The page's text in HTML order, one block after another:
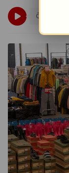
Článek si